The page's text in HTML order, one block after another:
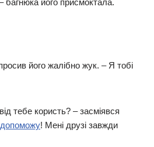
багнюка його присмоктала.
його жалібно жук. – Я тобі
тебе користь? – засміявся
допоможу! Мені друзі завжди